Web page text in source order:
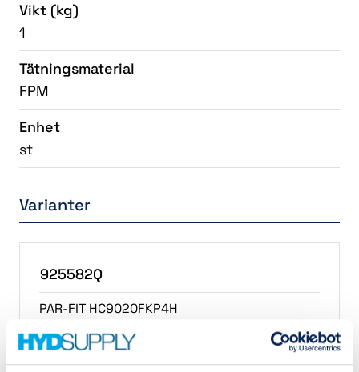
Vikt (kg)
1
Tätningsmaterial
FPM
Enhet
st
Varianter
925582Q
PAR-FIT HC9020FKP4H
Lagerstatus
I lager